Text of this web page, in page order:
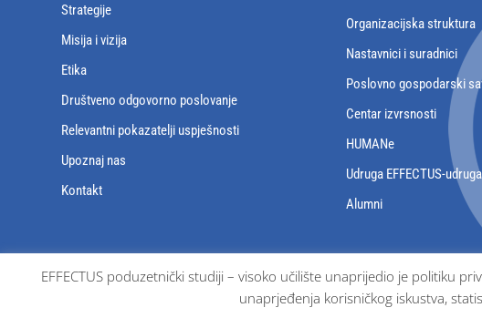
Strategije
Misija i vizija
Etika
Društveno odgovorno poslovanje
Relevantni pokazatelji uspješnosti
Upoznaj nas
Kontakt
Organizacijska struktura
Nastavnici i suradnici
Poslovno gospodarski
Centar izvrsnosti
HUMANe
Udruga EFFECTUS-
Alumni
EFFECTUS poduzetnički studiji – visoko učilište unaprijedio je politiku
unaprjeđenja korisničkog iskustva,